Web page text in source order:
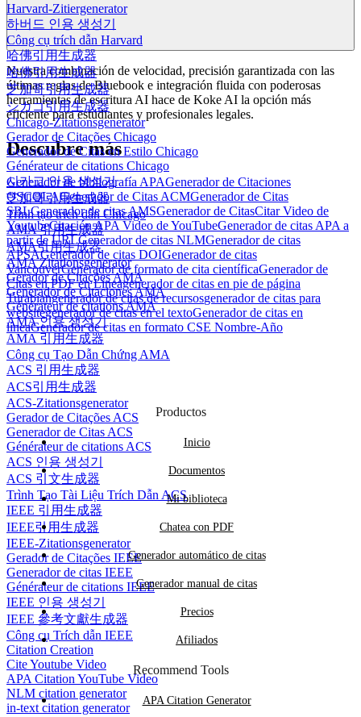
Harvard-Zitiergenerator
하버드 인용 생성기
Công cụ trích dẫn Harvard
哈佛引用生成器
哈佛引用生成器
芝加哥引用生成器
シカゴ引用生成器
Chicago-Zitationsgenerator
Gerador de Citações Chicago
Generador de Citas en Estilo Chicago
Générateur de citations Chicago
시카고 인용 생성기
芝加哥引用生成器
Trình tạo trích dẫn Chicago
AMA 引用生成器
AMA引用生成器
AMA Zitationsgenerator
Gerador de Citações AMA
Generador de Citaciones AMA
Générateur de citations AMA
AMA 인용 생성기
AMA 引用生成器
Công cụ Tạo Dẫn Chứng AMA
ACS 引用生成器
ACS引用生成器
ACS-Zitationsgenerator
Gerador de Citações ACS
Generador de Citas ACS
Générateur de citations ACS
ACS 인용 생성기
ACS 引文生成器
Trình Tạo Tài Liệu Trích Dẫn ACS
IEEE 引用生成器
IEEE引用生成器
IEEE-Zitationsgenerator
Gerador de Citações IEEE
Generador de citas IEEE
Générateur de citations IEEE
IEEE 인용 생성기
IEEE 參考文獻生成器
Công cụ Trích dẫn IEEE
Citation Creation
Cite Youtube Video
APA Citation YouTube Video
NLM citation generator
in-text citation generator
Nuestra combinación de velocidad, precisión garantizada con las
últimas reglas de Bluebook e integración fluida con poderosas
herramientas de escritura AI hace de Koke AI la opción más
eficiente para estudiantes y profesionales legales.
Descubre más
Generador de bibliografía APAGenerador de Citaciones
OSCOLAGenerador de Citas ACMGenerador de Citas
SBLGenerador de citas AMSGenerador de CitasCitar Video de
YoutubeCitación APA Video de YouTubeGenerador de citas APA a
partir de URLGenerador de citas NLMGenerador de citas
APSAGenerador de citas DOIGenerador de citas
VancouverGenerador de formato de cita científicaGenerador de
Citas en PDF en Líneagenerador de citas en pie de página
Turabiangenerador de citas de recursosgenerador de citas para
websitegenerador de citas en el textoGenerador de citas en
líneaGenerador de citas en formato CSE Nombre-Año
Productos
Inicio
Documentos
Mi biblioteca
Chatea con PDF
Generador automático de citas
Generador manual de citas
Precios
Afiliados
Recommend Tools
APA Citation Generator